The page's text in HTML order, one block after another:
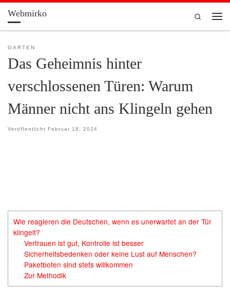
Zum Inhalt springen
Webmirko
Search
GARTEN
Das Geheimnis hinter
verschlossenen Türen: Warum
Männer nicht ans Klingeln gehen
Veröffentlicht Februar 18, 2024
Wie reagieren die Deutschen, wenn es unerwartet an der Tür
klingelt?
Vertrauen ist gut, Kontrolle ist besser
Sicherheitsbedenken oder keine Lust auf Menschen?
Paketboten sind stets willkommen
Zur Methodik